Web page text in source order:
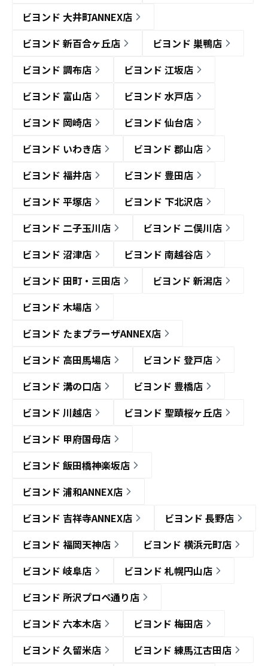
ビヨンド 大井町ANNEX店
ビヨンド 新百合ヶ丘店
ビヨンド 巣鴨店
ビヨンド 調布店
ビヨンド 江坂店
ビヨンド 富山店
ビヨンド 水戸店
ビヨンド 岡崎店
ビヨンド 仙台店
ビヨンド いわき店
ビヨンド 郡山店
ビヨンド 福井店
ビヨンド 豊田店
ビヨンド 平塚店
ビヨンド 下北沢店
ビヨンド 二子玉川店
ビヨンド 二俣川店
ビヨンド 沼津店
ビヨンド 南越谷店
ビヨンド 田町・三田店
ビヨンド 新潟店
ビヨンド 木場店
ビヨンド たまプラーザANNEX店
ビヨンド 高田馬場店
ビヨンド 登戸店
ビヨンド 溝の口店
ビヨンド 豊橋店
ビヨンド 川越店
ビヨンド 聖蹟桜ヶ丘店
ビヨンド 甲府国母店
ビヨンド 飯田橋神楽坂店
ビヨンド 浦和ANNEX店
ビヨンド 吉祥寺ANNEX店
ビヨンド 長野店
ビヨンド 福岡天神店
ビヨンド 横浜元町店
ビヨンド 岐阜店
ビヨンド 札幌円山店
ビヨンド 所沢プロペ通り店
ビヨンド 六本木店
ビヨンド 梅田店
ビヨンド 久留米店
ビヨンド 練馬江古田店